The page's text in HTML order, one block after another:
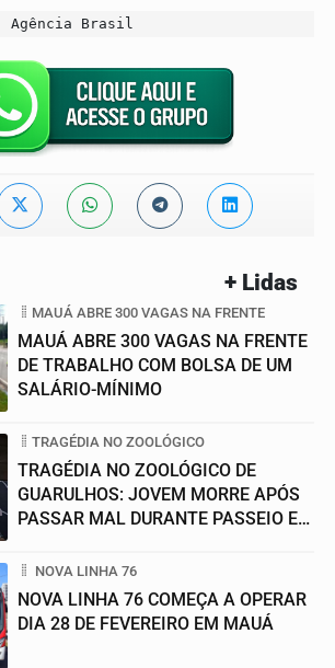
Agência Brasil
+ Lidas
MAUÁ ABRE 300 VAGAS NA FRENTE
MAUÁ ABRE 300 VAGAS NA FRENTE
DE TRABALHO COM BOLSA DE UM
SALÁRIO-MÍNIMO
TRAGÉDIA NO ZOOLÓGICO
TRAGÉDIA NO ZOOLÓGICO DE
GUARULHOS: JOVEM MORRE APÓS
PASSAR MAL DURANTE PASSEIO EM
NOVA LINHA 76
NOVA LINHA 76 COMEÇA A OPERAR
DIA 28 DE FEVEREIRO EM MAUÁ